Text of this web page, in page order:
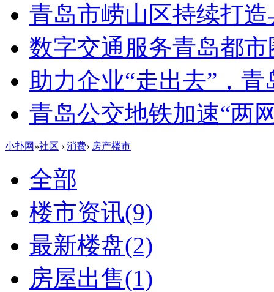
青岛市崂山区持续打
数字交通服务青岛都
助力企业“走出去”，
青岛公交地铁加速“两
小扑网 »社区 › 消费› 房产楼市
全部
楼市资讯(9)
最新楼盘(2)
房屋出售(1)